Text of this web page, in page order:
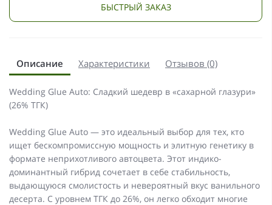
БЫСТРЫЙ ЗАКАЗ
Описание Характеристики Отзывов (0)
Wedding Glue Auto: Сладкий шедевр в «сахарной глазури»
(26% ТГК)
Wedding Glue Auto — это идеальный выбор для тех, кто
ищет бескомпромиссную мощность и элитную генетику в
формате неприхотливого автоцвета. Этот индико-
доминантный гибрид сочетает в себе стабильность,
выдающуюся смолистость и невероятный вкус ванильного
десерта. С уровнем ТГК до 26%, он легко обходит многие